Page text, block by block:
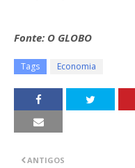
Fonte: O GLOBO
Tags Economia
ANTIGOS